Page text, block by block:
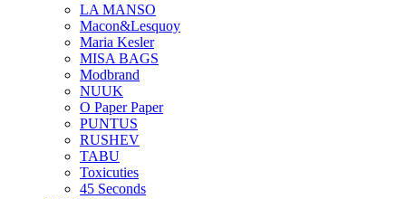
LA MANSO
Macon&Lesquoy
Maria Kesler
MISA BAGS
Modbrand
NUUK
O Paper Paper
PUNTUS
RUSHEV
TABU
Toxicuties
45 Seconds